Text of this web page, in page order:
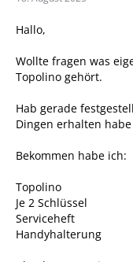
Hallo,
Wollte fragen was
Topolino gehört.
Hab gerade
Dingen erhalten
Bekommen habe ich:
Topolino
Je 2 Schlüssel
Serviceheft
Handyhalterung